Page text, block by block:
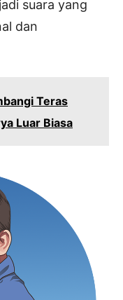
suara yang
dan
Teras
Luar Biasa